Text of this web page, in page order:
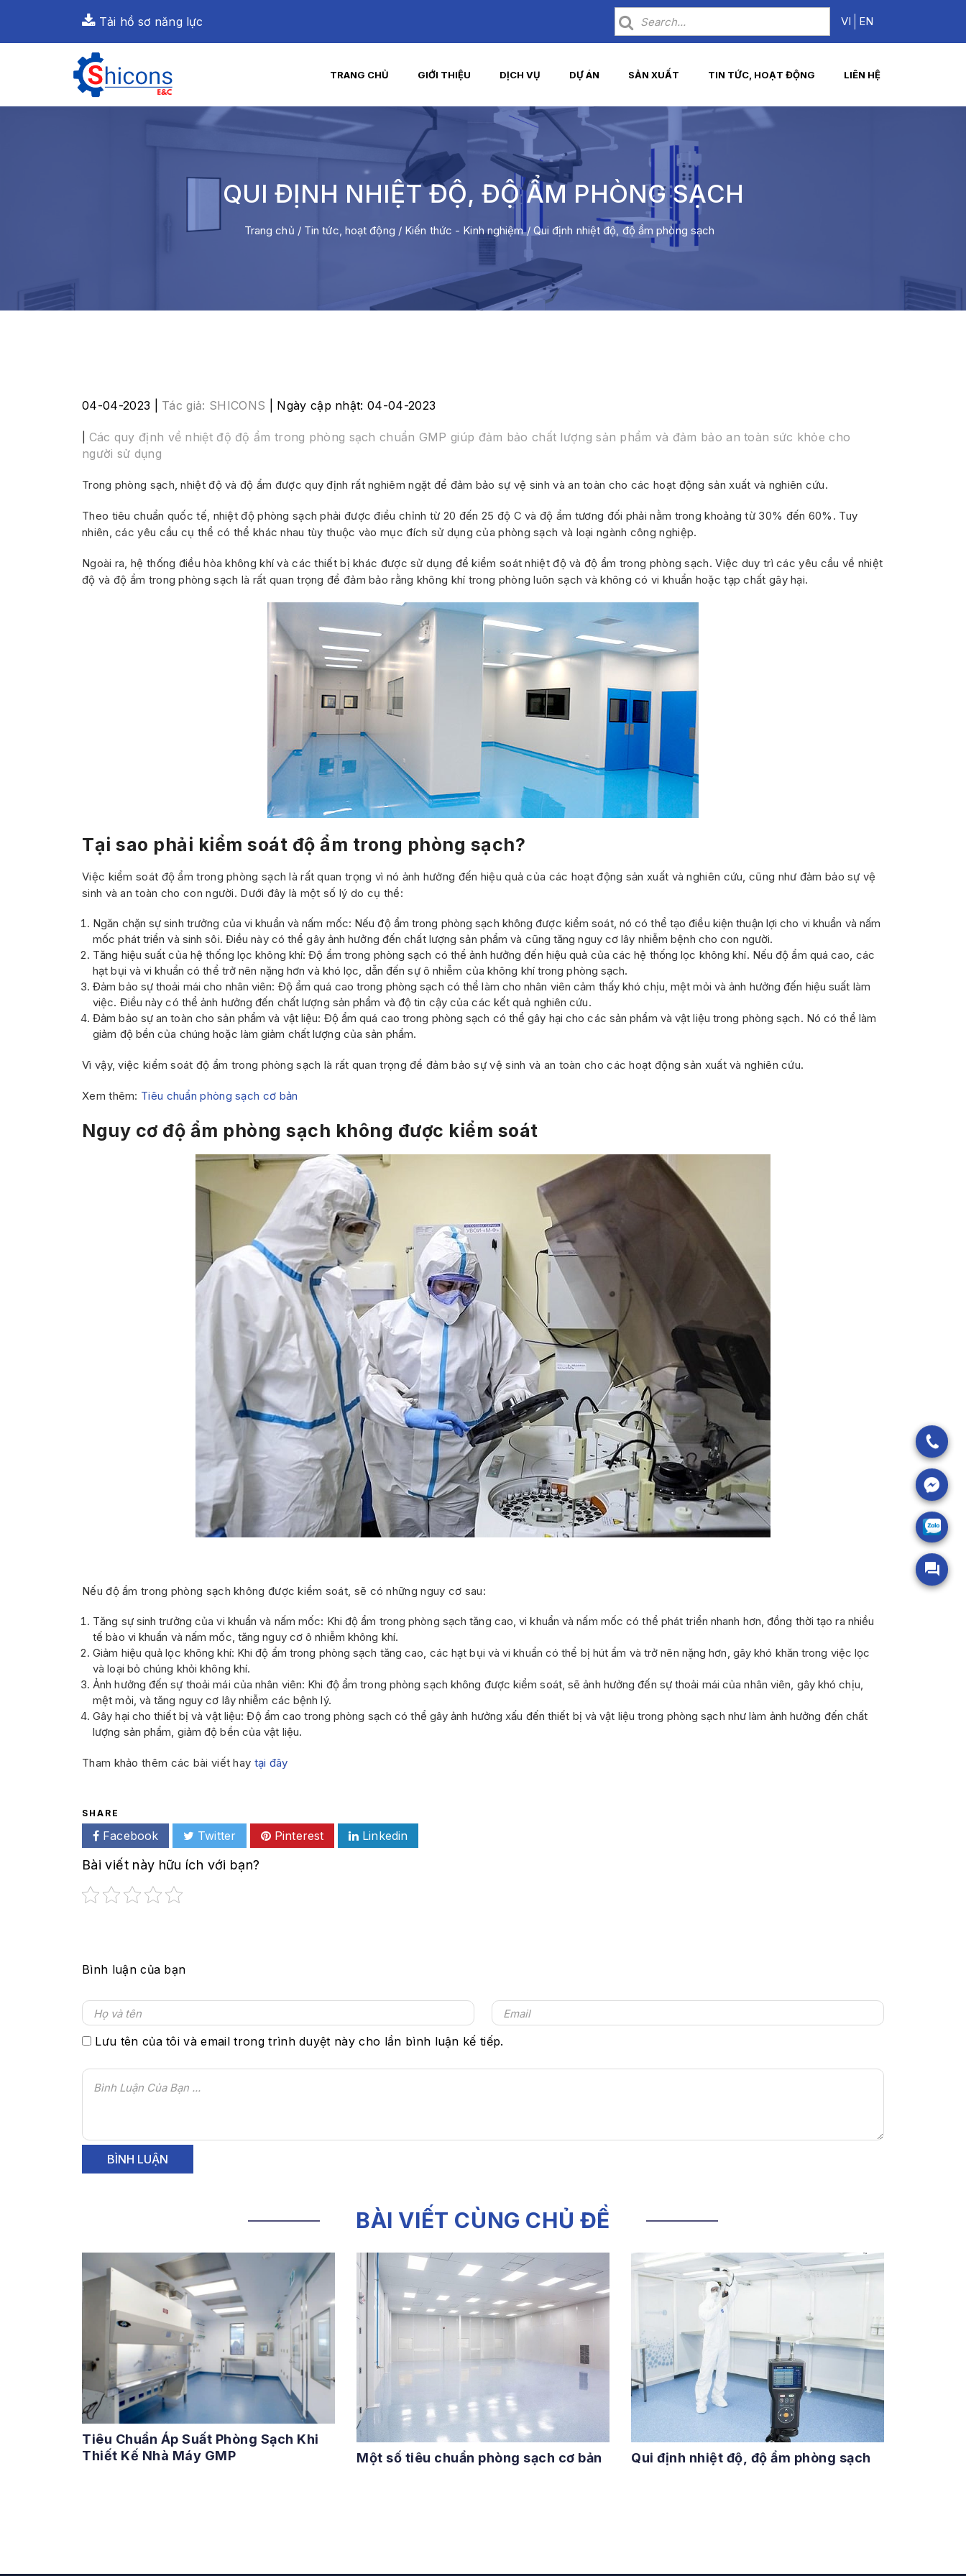
Tải hồ sơ năng lực VI EN
TRANG CHỦ GIỚI THIỆU DỊCH VỤ DỰ ÁN SẢN XUẤT TIN TỨC, HOẠT ĐỘNG LIÊN HỆ
QUI ĐỊNH NHIỆT ĐỘ, ĐỘ ẨM PHÒNG SẠCH
Trang chủ / Tin tức, hoạt động / Kiến thức - Kinh nghiệm/ Qui định nhiệt độ, độ ẩm phòng sạch
04-04-2023 | Tác giả: SHICONS | Ngày cập nhật: 04-04-2023
Các quy định về nhiệt độ độ ẩm trong phòng sạch chuẩn GMP giúp đảm bảo chất lượng sản phẩm và đảm bảo an toàn sức khỏe cho
người sử dụng
Trong phòng sạch, nhiệt độ và độ ẩm được quy định rất nghiêm ngặt để đảm bảo sự vệ sinh và an toàn cho các hoạt động sản xuất và nghiên cứu.
Theo tiêu chuẩn quốc tế, nhiệt độ phòng sạch phải được điều chỉnh từ 20 đến 25 độ C và độ ẩm tương đối phải nằm trong khoảng từ 30% đến 60%. Tuy
nhiên, các yêu cầu cụ thể có thể khác nhau tùy thuộc vào mục đích sử dụng của phòng sạch và loại ngành công nghiệp.
Ngoài ra, hệ thống điều hòa không khí và các thiết bị khác được sử dụng để kiểm soát nhiệt độ và độ ẩm trong phòng sạch. Việc duy trì các yêu cầu về nhiệt
độ và độ ẩm trong phòng sạch là rất quan trọng để đảm bảo rằng không khí trong phòng luôn sạch và không có vi khuẩn hoặc tạp chất gây hại.
Tại sao phải kiểm soát độ ẩm trong phòng sạch?
Việc kiểm soát độ ẩm trong phòng sạch là rất quan trọng vì nó ảnh hưởng đến hiệu quả của các hoạt động sản xuất và nghiên cứu, cũng như đảm bảo sự vệ
sinh và an toàn cho con người. Dưới đây là một số lý do cụ thể:
Ngăn chặn sự sinh trưởng của vi khuẩn và nấm mốc: Nếu độ ẩm trong phòng sạch không được kiểm soát, nó có thể tạo điều kiện thuận lợi cho vi khuẩn và nấm
mốc phát triển và sinh sôi. Điều này có thể gây ảnh hưởng đến chất lượng sản phẩm và cũng tăng nguy cơ lây nhiễm bệnh cho con người.
Tăng hiệu suất của hệ thống lọc không khí: Độ ẩm trong phòng sạch có thể ảnh hưởng đến hiệu quả của các hệ thống lọc không khí. Nếu độ ẩm quá cao, các
hạt bụi và vi khuẩn có thể trở nên nặng hơn và khó lọc, dẫn đến sự ô nhiễm của không khí trong phòng sạch.
Đảm bảo sự thoải mái cho nhân viên: Độ ẩm quá cao trong phòng sạch có thể làm cho nhân viên cảm thấy khó chịu, mệt mỏi và ảnh hưởng đến hiệu suất làm
việc. Điều này có thể ảnh hưởng đến chất lượng sản phẩm và độ tin cậy của các kết quả nghiên cứu.
Đảm bảo sự an toàn cho sản phẩm và vật liệu: Độ ẩm quá cao trong phòng sạch có thể gây hại cho các sản phẩm và vật liệu trong phòng sạch. Nó có thể làm
giảm độ bền của chúng hoặc làm giảm chất lượng của sản phẩm.
Vì vậy, việc kiểm soát độ ẩm trong phòng sạch là rất quan trọng để đảm bảo sự vệ sinh và an toàn cho các hoạt động sản xuất và nghiên cứu.
Xem thêm: Tiêu chuẩn phòng sạch cơ bản
Nguy cơ độ ẩm phòng sạch không được kiểm soát
Nếu độ ẩm trong phòng sạch không được kiểm soát, sẽ có những nguy cơ sau:
Tăng sự sinh trưởng của vi khuẩn và nấm mốc: Khi độ ẩm trong phòng sạch tăng cao, vi khuẩn và nấm mốc có thể phát triển nhanh hơn, đồng thời tạo ra nhiều
tế bào vi khuẩn và nấm mốc, tăng nguy cơ ô nhiễm không khí.
Giảm hiệu quả lọc không khí: Khi độ ẩm trong phòng sạch tăng cao, các hạt bụi và vi khuẩn có thể bị hút ẩm và trở nên nặng hơn, gây khó khăn trong việc lọc
và loại bỏ chúng khỏi không khí.
Ảnh hưởng đến sự thoải mái của nhân viên: Khi độ ẩm trong phòng sạch không được kiểm soát, sẽ ảnh hưởng đến sự thoải mái của nhân viên, gây khó chịu,
mệt mỏi, và tăng nguy cơ lây nhiễm các bệnh lý.
Gây hại cho thiết bị và vật liệu: Độ ẩm cao trong phòng sạch có thể gây ảnh hưởng xấu đến thiết bị và vật liệu trong phòng sạch như làm ảnh hưởng đến chất
lượng sản phẩm, giảm độ bền của vật liệu.
Tham khảo thêm các bài viết hay tại đây
SHARE
Facebook Twitter Pinterest Linkedin
Bài viết này hữu ích với bạn?
Bình luận của bạn
Lưu tên của tôi và email trong trình duyệt này cho lần bình luận kế tiếp.
BÀI VIẾT CÙNG CHỦ ĐỀ
Tiêu Chuẩn Áp Suất Phòng Sạch Khi
Thiết Kế Nhà Máy GMP
Một số tiêu chuẩn phòng sạch cơ bản Qui định nhiệt độ, độ ẩm phòng sạch